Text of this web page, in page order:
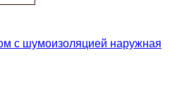
с шумоизоляцией наружная